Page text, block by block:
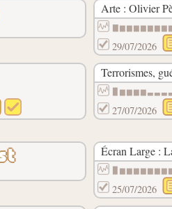
Arte : Olivier
29/07/2026
Terrorismes,
27/07/2026
Écran Large :
25/07/2026